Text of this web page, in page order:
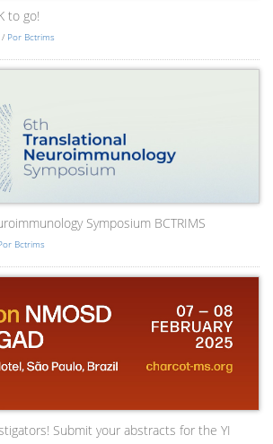
to go!
/ Por Bctrims
Symposium BCTRIMS
Bctrims
Submit your abstracts for the YI